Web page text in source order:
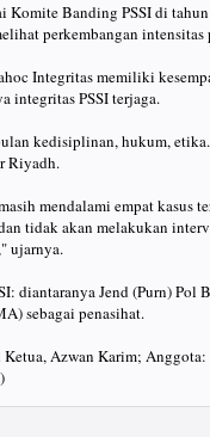
Komite Banding PSSI di
perkembangan
Integritas memiliki
integritas PSSI terjaga.
kedisiplinan, hukum,
Riyadh.
mendalami empat kasus
tidak akan melakukan
ujarnya.
diantaranya Jend (Purn)
sebagai penasihat.
Azwan Karim;